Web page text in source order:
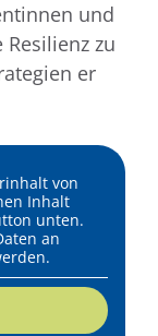
und
zu
er
von
Inhalt
unten.
an